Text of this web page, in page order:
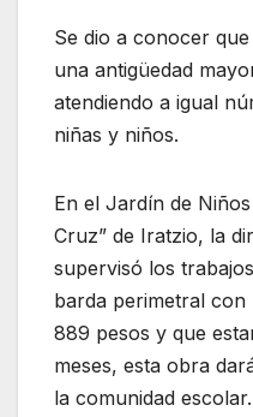
Se dio a conocer
una antigüedad
atendiendo a igual
niñas y niños.
En el Jardín de
Cruz” de Iratzio, la
supervisó los
barda perimetral con
889 pesos y que
meses, esta obra
la comunidad escolar.